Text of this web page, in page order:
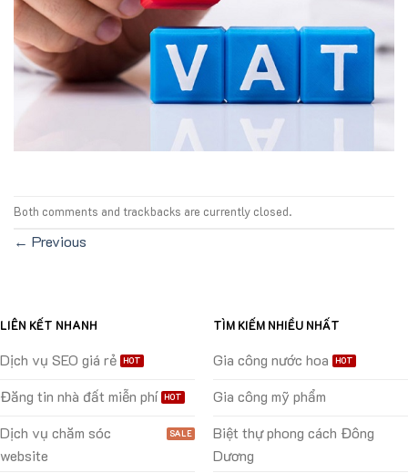
Both comments and trackbacks are currently closed.
← Previous
LIÊN KẾT NHANH
Dịch vụ SEO giá rẻ
Đăng tin nhà đất miễn phí
Dịch vụ chăm sóc
website
TÌM KIẾM NHIỀU NHẤT
Gia công nước hoa
Gia công mỹ phẩm
Biệt thự phong cách Đông
Dương